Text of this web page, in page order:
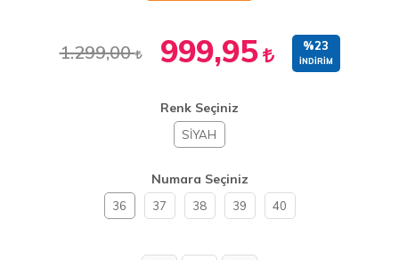
1.299,00 999,95 %23
İNDIRIM
Renk Seçiniz
SİYAH
Numara Seçiniz
36 37 38 39 40